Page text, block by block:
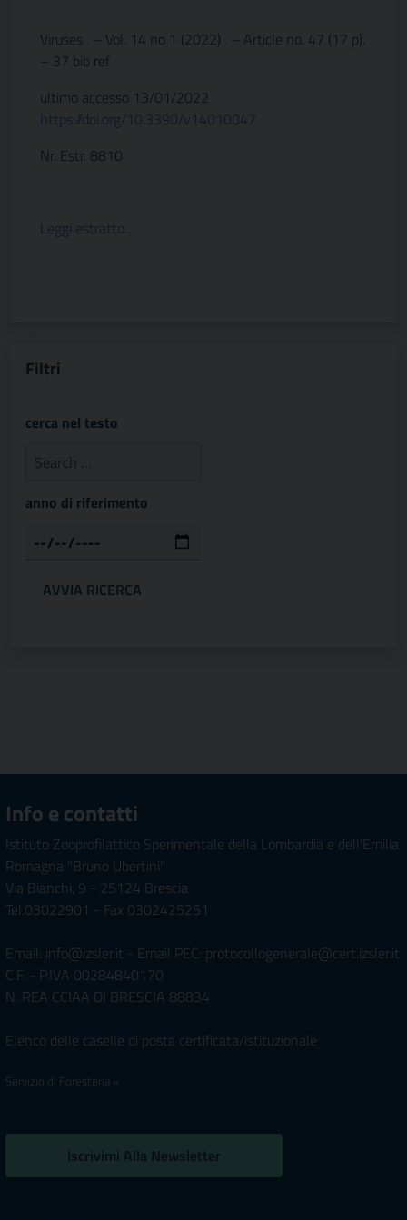
Viruses . – Vol. 14 no 1 (2022) . – Article no. 47 (17 p).
– 37 bib ref
ultimo accesso 13/01/2022
https://doi.org/10.3390/v14010047
Nr. Estr. 8810
Leggi estratto…
Filtri
cerca nel testo
anno di riferimento
Info e contatti
Istituto Zooprofilattico Sperimentale della Lombardia e dell'Emilia
Romagna "Bruno Ubertini"
Via Bianchi, 9 - 25124 Brescia
Tel.03022901 - Fax 0302425251
Email: info@izsler.it - Email PEC: protocollogenerale@cert.izsler.it
C.F. - P.IVA 00284840170
N. REA CCIAA DI BRESCIA 88834
Elenco delle caselle di posta certificata/istituzionale
Servizio di Foresteria »
Iscrivimi Alla Newsletter